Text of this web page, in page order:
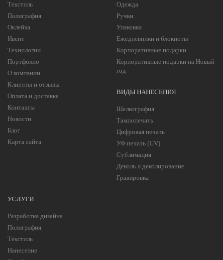
Текстиль
Полиграфия
Оклейка
Ивент
Технологии
Портфолио
О компании
Клиенты и отзывы
Оплата и доставка
Контакты
Новости
Блог
Карта сайта
Одежда
Ручки
Упаковка
Ежедневники и блокноты
Корпоративные подарки
Корпоративные подарки на Новый
год
ВИДЫ НАНЕСЕНИЯ
Шелкография
Тампопечать
Цифровая печать
УФ печать (UV)
Сублимация
Деколь и деколирование
Гравировка
УСЛУГИ
Разработка дизайна
Полиграфия
Текстиль
Нанесение